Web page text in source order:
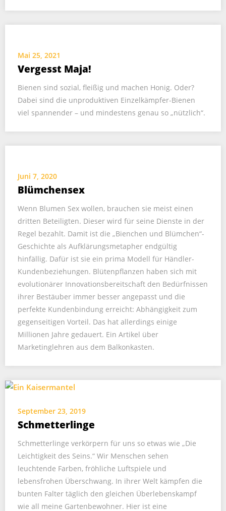
Mai 25, 2021
Vergesst Maja!
Bienen sind sozial, fleißig und machen Honig. Oder?
Dabei sind die unproduktiven Einzelkämpfer-Bienen
viel spannender – und mindestens genau so „nützlich“.
Juni 7, 2020
Blümchensex
Wenn Blumen Sex wollen, brauchen sie meist einen
dritten Beteiligten. Dieser wird für seine Dienste in der
Regel bezahlt. Damit ist die „Bienchen und Blümchen“-
Geschichte als Aufklärungsmetapher endgültig
hinfällig. Dafür ist sie ein prima Modell für Händler-
Kundenbeziehungen. Blütenpflanzen haben sich mit
evolutionärer Innovationsbereitschaft den Bedürfnissen
ihrer Bestäuber immer besser angepasst und die
perfekte Kundenbindung erreicht: Abhängigkeit zum
gegenseitigen Vorteil. Das hat allerdings einige
Millionen Jahre gedauert. Ein Artikel über
Marketinglehren aus dem Balkonkasten.
September 23, 2019
Schmetterlinge
Schmetterlinge verkörpern für uns so etwas wie „Die
Leichtigkeit des Seins.“ Wir Menschen sehen
leuchtende Farben, fröhliche Luftspiele und
lebensfrohen Überschwang. In ihrer Welt kämpfen die
bunten Falter täglich den gleichen Überlebenskampf
wie all meine Gartenbewohner. Hier ist eine